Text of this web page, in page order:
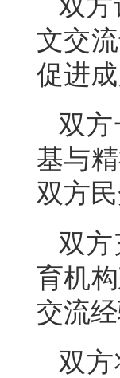
双
文交
促进
双
基与
双方
双
育机
交流
双